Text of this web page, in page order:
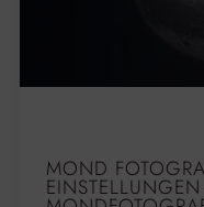
MOND